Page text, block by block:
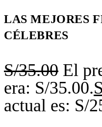
LAS MEJORES
CÉLEBRES
S/35.00 El
era: S/35.00.
actual es: S/